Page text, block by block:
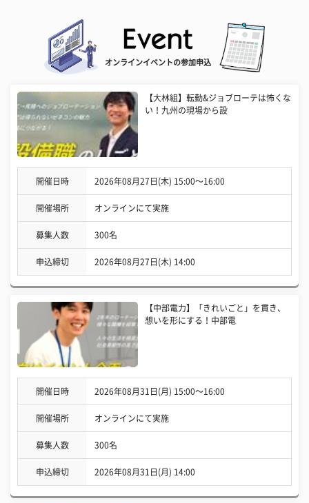
オンラインイベントの参加申込
【大林組】転勤&ジョブローテは怖くな
い！九州の現場から設
開催日時 2026年08月27日(木) 15:00〜16:00
開催場所 オンラインにて実施
募集人数 300名
申込締切 2026年08月27日(木) 14:00
【中部電力】「きれいごと」を貫き、
想いを形にする！中部電
開催日時 2026年08月31日(月) 15:00〜16:00
開催場所 オンラインにて実施
募集人数 300名
申込締切 2026年08月31日(月) 14:00